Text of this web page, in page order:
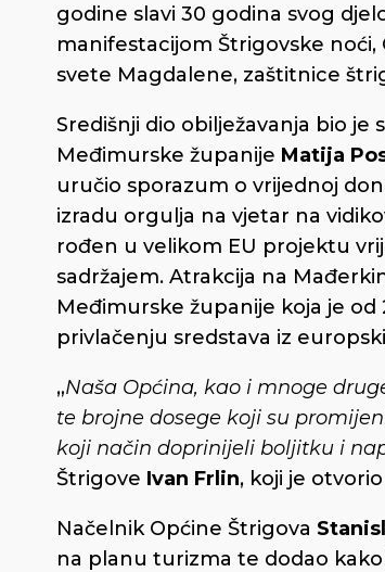
godine slavi 30 godina svog
manifestacijom Štrigovske
svete Magdalene, zaštitnice
Središnji dio obilježavanja bio je
Međimurske županije Matija
uručio sporazum o vrijednoj
izradu orgulja na vjetar na
rođen u velikom EU projektu
sadržajem. Atrakcija na
Međimurske županije koja je
privlačenju sredstava iz
„Naša Općina, kao i mnoge
te brojne dosege koji su
koji način doprinijeli boljitku i
Štrigove Ivan Frlin, koji je
Načelnik Općine Štrigova
na planu turizma te dodao